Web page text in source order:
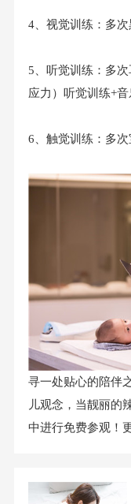
4、视觉训练：多
5、听觉训练：多
应力）听觉训练+
6、触觉训练：多
寻一处贴心的陪伴
儿观念，当靓丽的
中进行免费参观！